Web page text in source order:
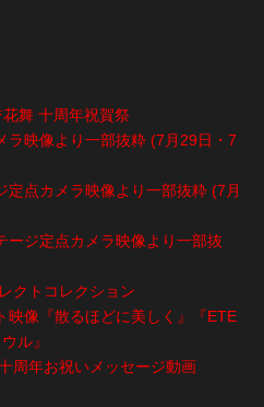
舞 十周年祝賀祭
ラ映像より一部抜粋 (7月29日・7
定点カメラ映像より一部抜粋 (7月
ージ定点カメラ映像より一部抜
クトコレクション
映像『散るほどに美しく』『ETE
ル』
周年お祝いメッセージ動画